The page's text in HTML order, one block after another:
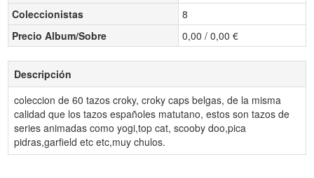
Coleccionistas
8
Precio Album/Sobre
0,00 / 0,00 €
Descripción
coleccion de 60 tazos croky, croky caps belgas, de la misma
calidad que los tazos españoles matutano, estos son tazos de
series animadas como yogi,top cat, scooby doo,pica
pidras,garfield etc etc,muy chulos.